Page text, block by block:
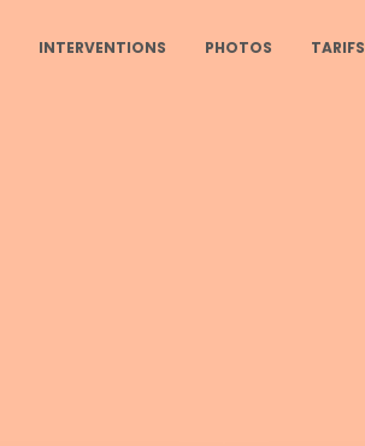
au
INTERVENTIONS PHOTOS TARIFS